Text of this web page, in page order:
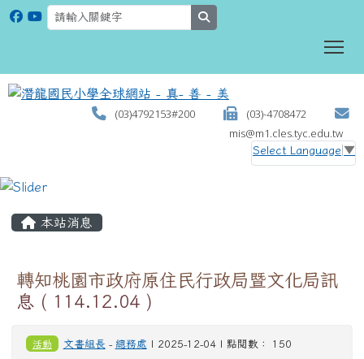
(03)4792153#200
(03)-4708472
mis@m1.cles.tyc.edu.tw
Select Language ▼
本站消息
轉知桃園市政府原住民行政局暨文化局訊
息 ( 114.12.04 )
活動 文書組長 - 總務處 | 2025-12-04 | 點閱數： 150